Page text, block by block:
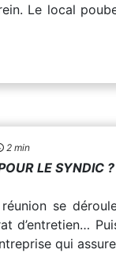
Le local
2 min
LE SYNDIC ?
se
d’entretien…
qui